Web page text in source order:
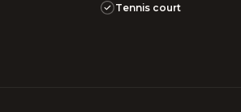
Tennis court